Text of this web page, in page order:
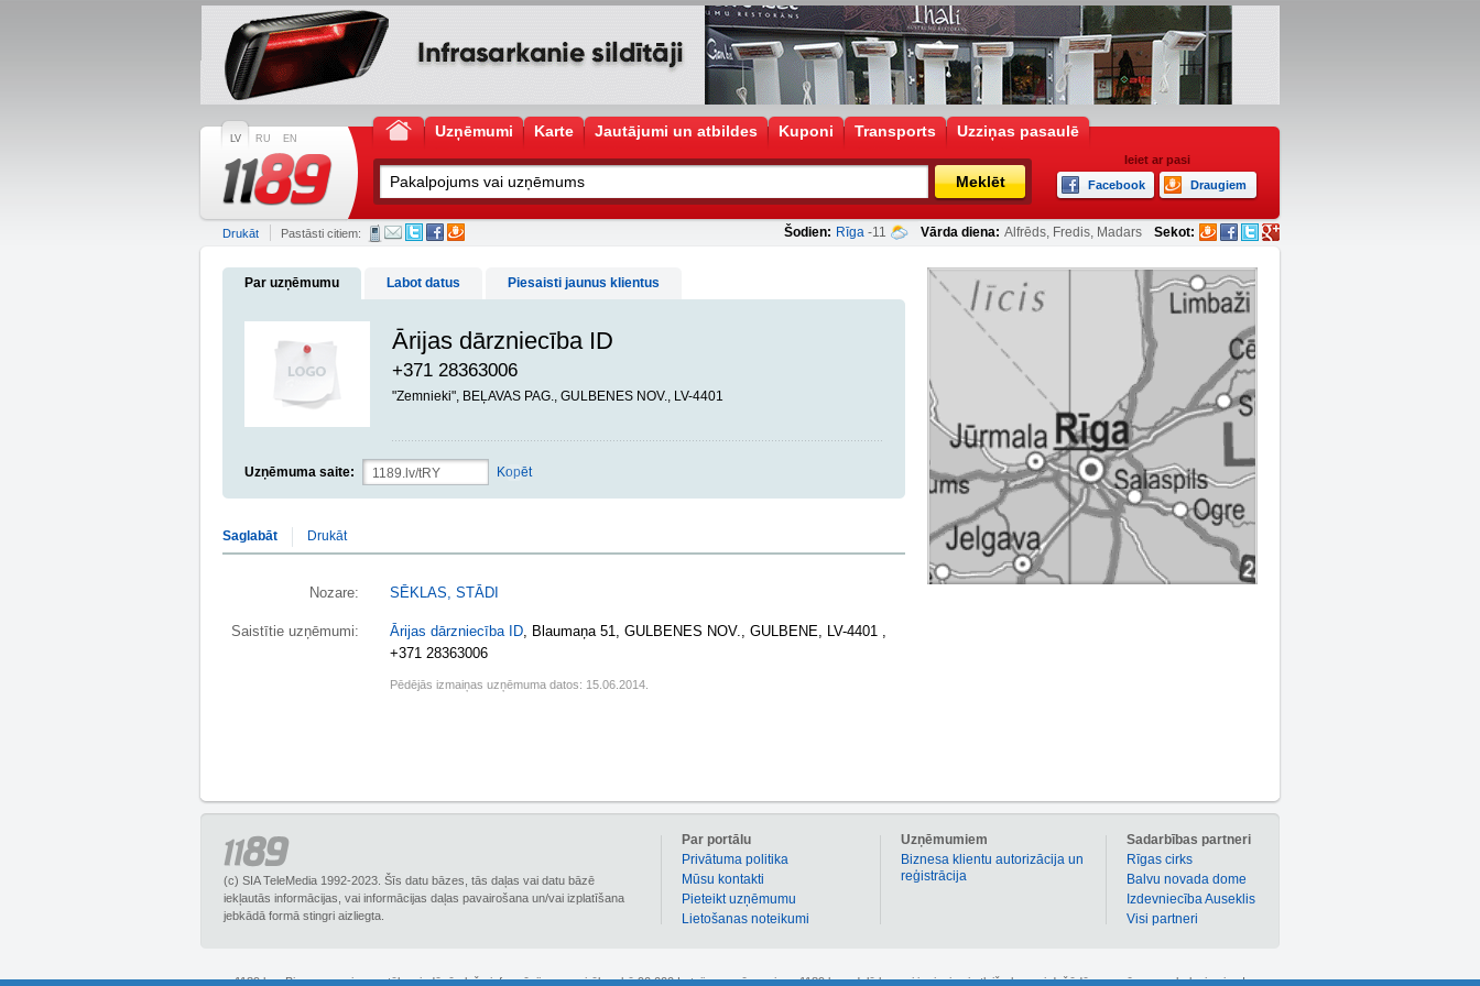
LV RU EN Uzņēmumi Karte Jautājumi un atbildes Kuponi Transports Uzziņas pasaulē
Meklēt
Ieiet ar pasi
Facebook
Draugiem
Šodien: Rīga -11 Vārda diena: Alfrēds, Fredis, Madars Sekot:
Drukāt Pastāsti citiem:
Par uzņēmumu Labot datus Piesaisti jaunus klientus
Ārijas dārzniecība ID
+371 28363006
"Zemnieki", BEĻAVAS PAG., GULBENES NOV., LV-4401
Uzņēmuma saite: Kopēt
Saglabāt Drukāt
Nozare: SĒKLAS, STĀDI
Saistītie uzņēmumi: Ārijas dārzniecība ID, Blaumaņa 51, GULBENES NOV., GULBENE, LV-4401 ,
+371 28363006
Pēdējās izmaiņas uzņēmuma datos: 15.06.2014.
(c) SIA TeleMedia 1992-2023. Šīs datu bāzes, tās daļas vai datu bāzē
iekļautās informācijas, vai informācijas daļas pavairošana un/vai izplatīšana
jebkādā formā stingri aizliegta.
Sadarbības partneri
Rīgas cirks
Balvu novada dome
Izdevniecība Auseklis
Visi partneri
Uzņēmumiem
Biznesa klientu autorizācija un
reģistrācija
Par portālu
Privātuma politika
Mūsu kontakti
Pieteikt uzņēmumu
Lietošanas noteikumi
1189.lv – Biznesa uzziņu portāls, piedāvā plašu informāciju par vairāk nekā 90 000 Latvijas uzņēmumiem. 1189.lv sadaļā kuponi ir pieejami atlaižu kuponi dažādām precēm un pakalpojumiem!